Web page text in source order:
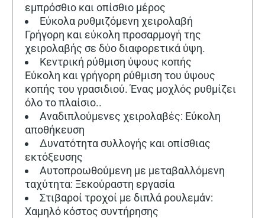
εμπρόσθιο και οπίσθιο μέρος
Εύκολα ρυθμιζόμενη χειρολαβή
Γρήγορη και εύκολη προσαρμογή της
χειρολαβής σε δύο διαφορετικά ύψη.
Κεντρική ρύθμιση ύψους κοπής
Εύκολη και γρήγορη ρύθμιση του ύψους
κοπής του γρασιδιού. Ένας μοχλός ρυθμίζει
όλο το πλαίσιο..
Αναδιπλούμενες χειρολαβές: Εύκολη
αποθήκευση
Δυνατότητα συλλογής και οπίσθιας
εκτόξευσης
Αυτοπροωθούμενη με μεταβαλλόμενη
ταχύτητα: Ξεκούραστη εργασία
Στιβαροί τροχοί με διπλά ρουλεμάν:
Χαμηλό κόστος συντήρησης